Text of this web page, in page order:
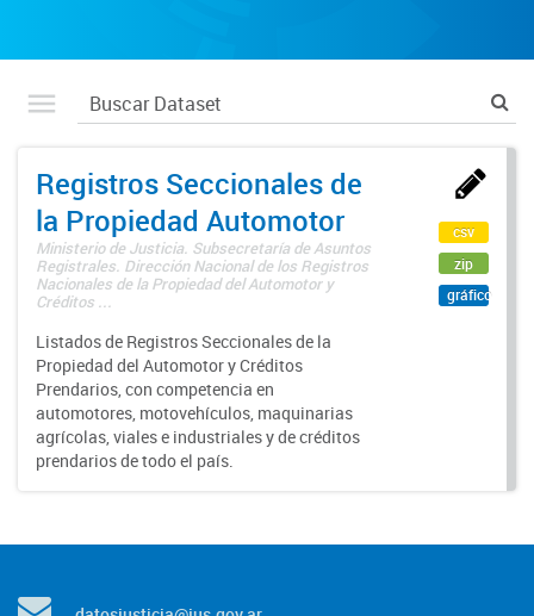
Registros Seccionales de
la Propiedad Automotor
Ministerio de Justicia. Subsecretaría de Asuntos
Registrales. Dirección Nacional de los Registros
Nacionales de la Propiedad del Automotor y
Créditos ...
Listados de Registros Seccionales de la
Propiedad del Automotor y Créditos
Prendarios, con competencia en
automotores, motovehículos, maquinarias
agrícolas, viales e industriales y de créditos
prendarios de todo el país.
csv
zip
gráfico